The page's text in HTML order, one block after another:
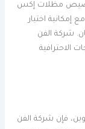
مظلات إكس
اختيار
شركة الفن
الاحترافية
فإن شركة الفن